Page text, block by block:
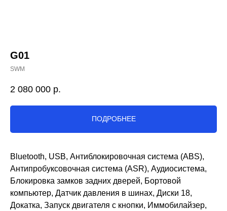
G01
SWM
2 080 000 р.
ПОДРОБНЕЕ
Bluetooth, USB, Антиблокировочная система (ABS),
Антипробуксовочная система (ASR), Аудиосистема,
Блокировка замков задних дверей, Бортовой
компьютер, Датчик давления в шинах, Диски 18,
Докатка, Запуск двигателя с кнопки, Иммобилайзер,